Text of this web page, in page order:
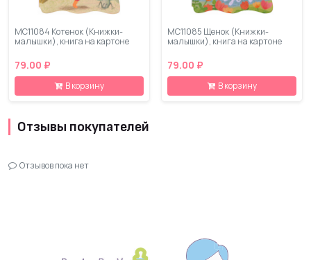
МС11084 Котенок (Книжки-
малышки), книга на картоне
79.00 ₽
В корзину
МС11085 Щенок (Книжки-
малышки), книга на картоне
79.00 ₽
В корзину
Отзывы покупателей
Отзывов пока нет